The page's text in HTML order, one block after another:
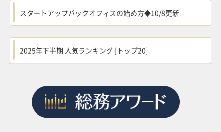
スタートアップバックオフィスの始め方◆10/8更新
2025年下半期 人気ランキング [トップ20]